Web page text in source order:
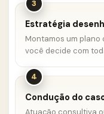
3
Estratégia
Montamos um
você decide com
4
Condução do